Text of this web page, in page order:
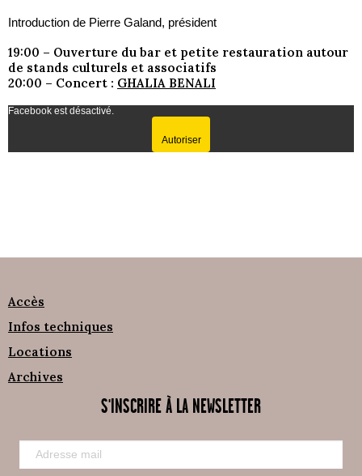
Introduction de Pierre Galand, président
19:00 – Ouverture du bar et petite restauration autour
de stands culturels et associatifs
20:00 – Concert : GHALIA BENALI
Facebook est désactivé.
Autoriser
Accès
Infos techniques
Locations
Archives
S'INSCRIRE À LA NEWSLETTER